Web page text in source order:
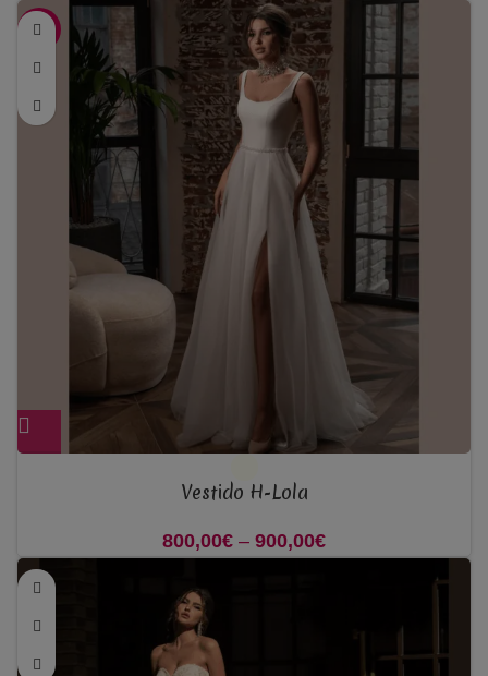
1.200,00€
through
1.300,00€
-20%
Vestido H-Lola
800,00€ – 900,00€